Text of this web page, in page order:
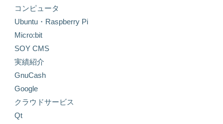
コンピュータ
Ubuntu・Raspberry Pi
Micro:bit
SOY CMS
実績紹介
GnuCash
Google
クラウドサービス
Qt